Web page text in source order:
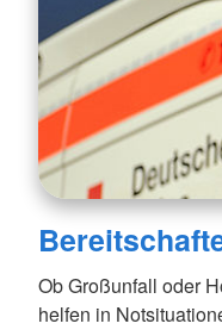
Ob Großunfall oder
helfen in